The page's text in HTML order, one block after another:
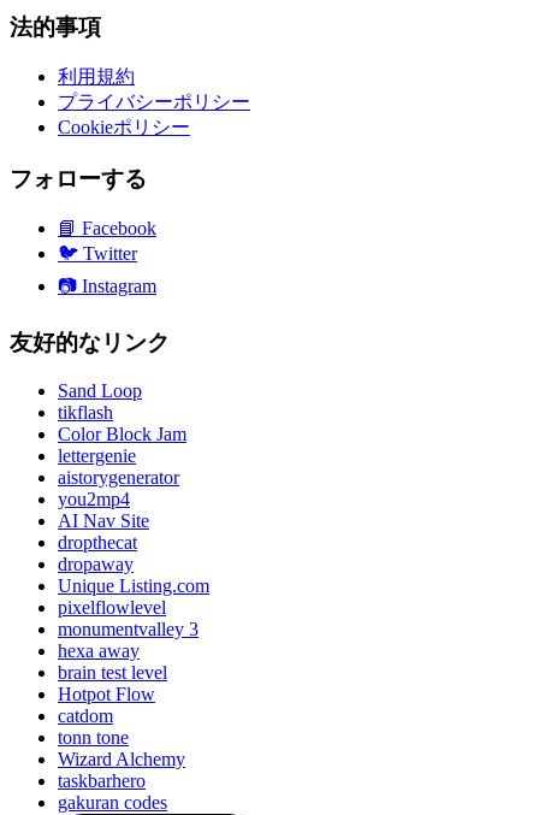
法的事項
利用規約
プライバシーポリシー
Cookieポリシー
フォローする
📘 Facebook
🐦 Twitter
📷 Instagram
友好的なリンク
Sand Loop
tikflash
Color Block Jam
lettergenie
aistorygenerator
you2mp4
AI Nav Site
dropthecat
dropaway
Unique Listing.com
pixelflowlevel
monumentvalley 3
hexa away
brain test level
Hotpot Flow
catdom
tonn tone
Wizard Alchemy
taskbarhero
gakuran codes